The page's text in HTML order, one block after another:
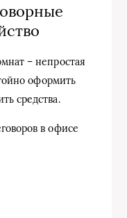
– непростая
оформить
средства.
в офисе